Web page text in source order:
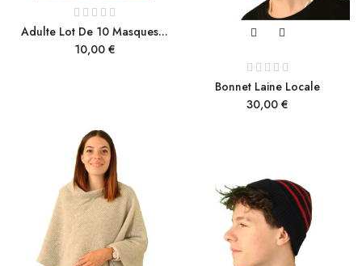
Adulte Lot De 10 Masques...
Prix
10,00 €
Bonnet Laine Locale
Prix
30,00 €